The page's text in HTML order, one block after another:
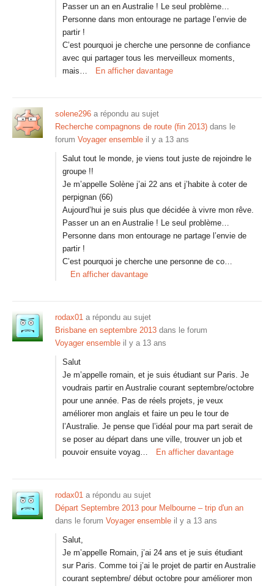
Passer un an en Australie ! Le seul problème…
Personne dans mon entourage ne partage l’envie de
partir !
C’est pourquoi je cherche une personne de confiance
avec qui partager tous les merveilleux moments,
mais…
En afficher davantage
solene296 a répondu au sujet
Recherche compagnons de route (fin 2013) dans le
forum Voyager ensemble il y a 13 ans
Salut tout le monde, je viens tout juste de rejoindre le
groupe !!
Je m’appelle Solène j’ai 22 ans et j’habite à coter de
perpignan (66)
Aujourd’hui je suis plus que décidée à vivre mon rêve.
Passer un an en Australie ! Le seul problème…
Personne dans mon entourage ne partage l’envie de
partir !
C’est pourquoi je cherche une personne de co…
En afficher davantage
rodax01 a répondu au sujet
Brisbane en septembre 2013 dans le forum
Voyager ensemble il y a 13 ans
Salut
Je m’appelle romain, et je suis étudiant sur Paris. Je
voudrais partir en Australie courant septembre/octobre
pour une année. Pas de réels projets, je veux
améliorer mon anglais et faire un peu le tour de
l’Australie. Je pense que l’idéal pour ma part serait de
se poser au départ dans une ville, trouver un job et
pouvoir ensuite voyag…
En afficher davantage
rodax01 a répondu au sujet
Départ Septembre 2013 pour Melbourne – trip d'un an
dans le forum Voyager ensemble il y a 13 ans
Salut,
Je m’appelle Romain, j’ai 24 ans et je suis étudiant
sur Paris. Comme toi j’ai le projet de partir en Australie
courant septembre/ début octobre pour améliorer mon